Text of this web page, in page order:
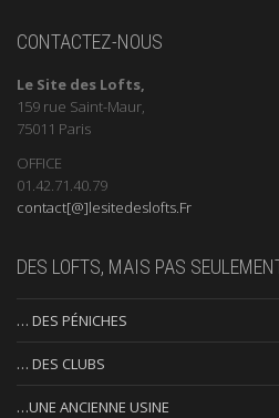
CONTACTEZ-NOUS
Le Site des Lofts,
159 rue Saint-Maur,
75011 Paris
OFFICE
01.42.71.40.79
contact[@]lesitedeslofts.Fr
DES LOFTS, MAIS PAS SEULEMENT
… DES PÉNICHES
… DES CLUBS
…UNE ANCIENNE USINE